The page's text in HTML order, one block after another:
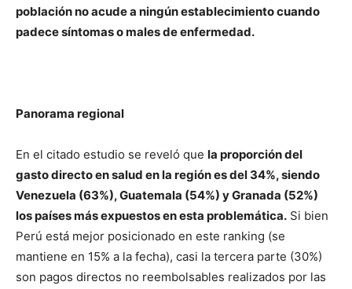
población no acude a ningún establecimiento cuando
padece síntomas o males de enfermedad.
Panorama regional
En el citado estudio se reveló que la proporción del
gasto directo en salud en la región es del 34%, siendo
Venezuela (63%), Guatemala (54%) y Granada (52%)
los países más expuestos en esta problemática. Si bien
Perú está mejor posicionado en este ranking (se
mantiene en 15% a la fecha), casi la tercera parte (30%)
son pagos directos no reembolsables realizados por las